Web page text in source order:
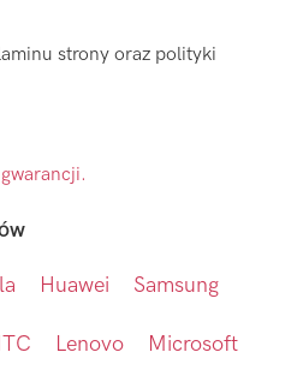
strony oraz polityki
Huawei Samsung
Lenovo Microsoft